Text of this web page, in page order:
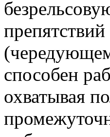
способен
охватывая